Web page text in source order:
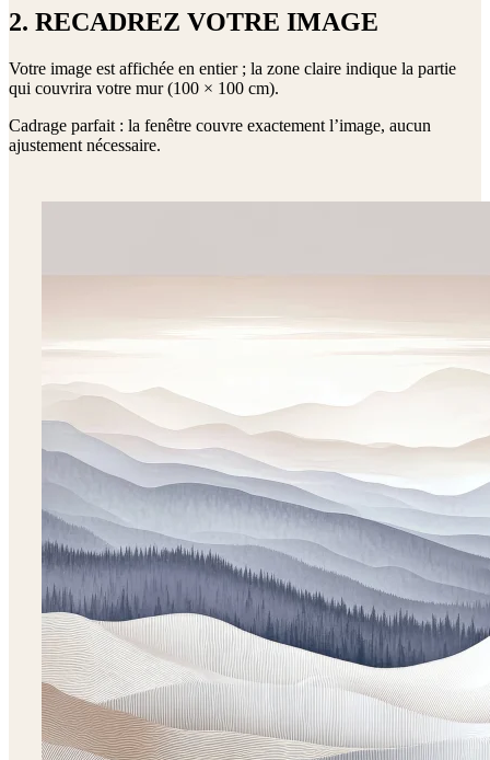
2. RECADREZ VOTRE IMAGE
Votre image est affichée en entier ; la zone claire indique la partie
qui couvrira votre mur (100 × 100 cm).
Cadrage parfait : la fenêtre couvre exactement l’image, aucun
ajustement nécessaire.